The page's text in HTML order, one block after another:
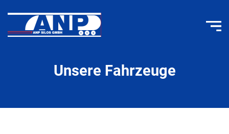
Unsere Fahrzeuge